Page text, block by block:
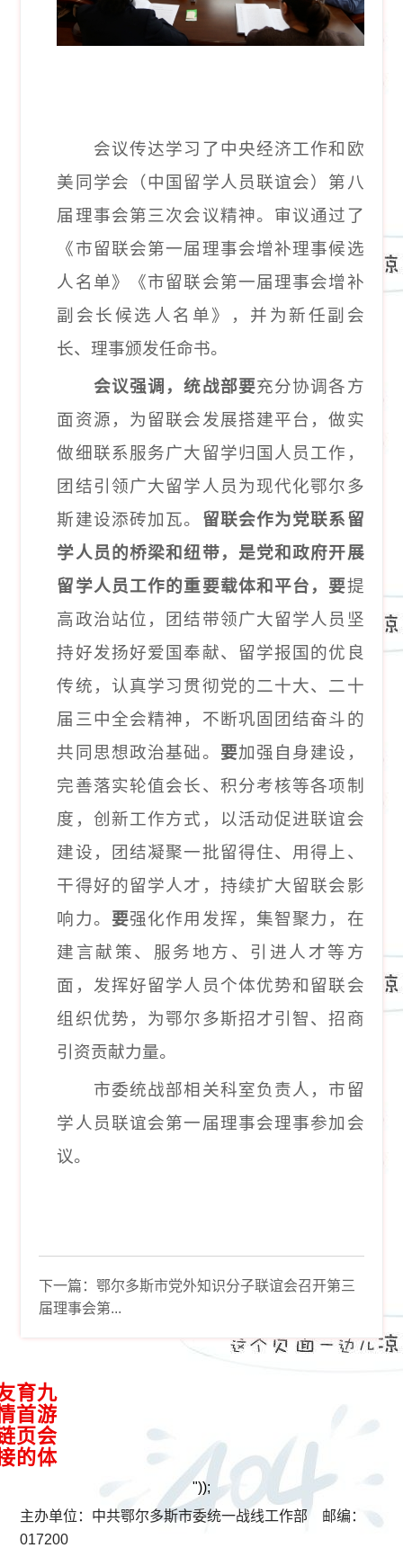
会议传达学习了中央经济工作和欧
美同学会（中国留学人员联谊会）第八
届理事会第三次会议精神。审议通过了
《市留联会第一届理事会增补理事候选
人名单》《市留联会第一届理事会增补
副会长候选人名单》，并为新任副会
长、理事颁发任命书。
会议强调，统战部要充分协调各方
面资源，为留联会发展搭建平台，做实
做细联系服务广大留学归国人员工作，
团结引领广大留学人员为现代化鄂尔多
斯建设添砖加瓦。 留联会作为党联系留
学人员的桥梁和纽带，是党和政府开展
留学人员工作的重要载体和平台， 要提
高政治站位，团结带领广大留学人员坚
持好发扬好爱国奉献、留学报国的优良
传统，认真学习贯彻党的二十大、二十
届三中全会精神，不断巩固团结奋斗的
共同思想政治基础。 要加强自身建设，
完善落实轮值会长、积分考核等各项制
度，创新工作方式，以活动促进联谊会
建设，团结凝聚一批留得住、用得上、
干得好的留学人才，持续扩大留联会影
响力。 要强化作用发挥， 集智聚力，在
建言献策、服务地方、引进人才等方
面， 发挥好留学人员个体优势和留联会
组织优势，为鄂尔多斯招才引智、招商
引资贡献力量。
市委统战部相关科室负责人，市留
学人员联谊会第一届理事会理事参加会
议。
下一篇：鄂尔多斯市党外知识分子联谊会召开第三
届理事会第...
九
游
会
体
育
首
页
的
友
情
链
"));
主办单位：中共鄂尔多斯市委统一战线工作部 邮编：
017200